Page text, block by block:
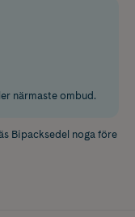
närmaste ombud.
Bipacksedel noga före